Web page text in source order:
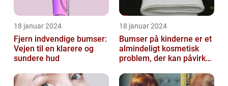
18 januar 2024
Fjern indvendige bumser:
Vejen til en klarere og
sundere hud
18 januar 2024
Bumser på kinderne er et
almindeligt kosmetisk
problem, der kan påvirke